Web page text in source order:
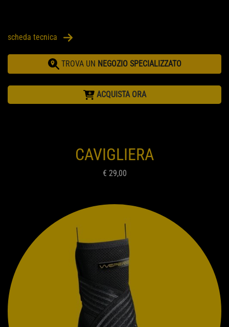
scheda tecnica
TROVA UN NEGOZIO SPECIALIZZATO
ACQUISTA ORA
CAVIGLIERA
€ 29,00